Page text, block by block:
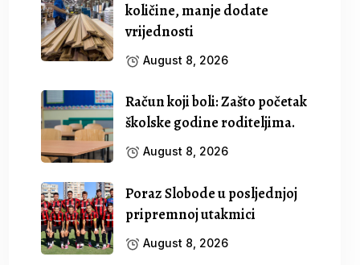
količine, manje dodate
vrijednosti
August 8, 2026
Račun koji boli: Zašto početak
školske godine roditeljima.
August 8, 2026
Poraz Slobode u posljednjoj
pripremnoj utakmici
August 8, 2026